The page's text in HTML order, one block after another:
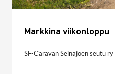
Markkina viikonloppu
SF-Caravan Seinäjoen seutu ry